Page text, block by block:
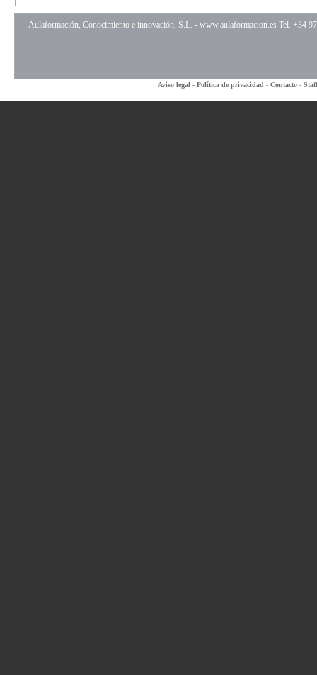
Aulaformación, Conocimiento e innovación, S.L. -www.aulaformacion.es Tel. +34
Aviso legal - Política de privacidad - Contacto - Staff